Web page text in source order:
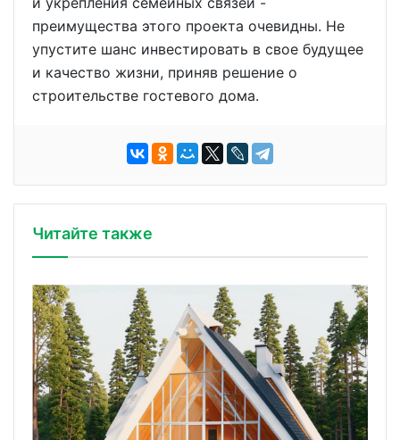
преимущества этого проекта очевидны. Не
упустите шанс инвестировать в свое будущее
и качество жизни, приняв решение о
строительстве гостевого дома.
Читайте также